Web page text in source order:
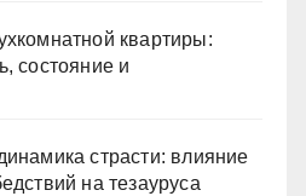
квартиры:
состояние и
страсти: влияние
на тезауруса